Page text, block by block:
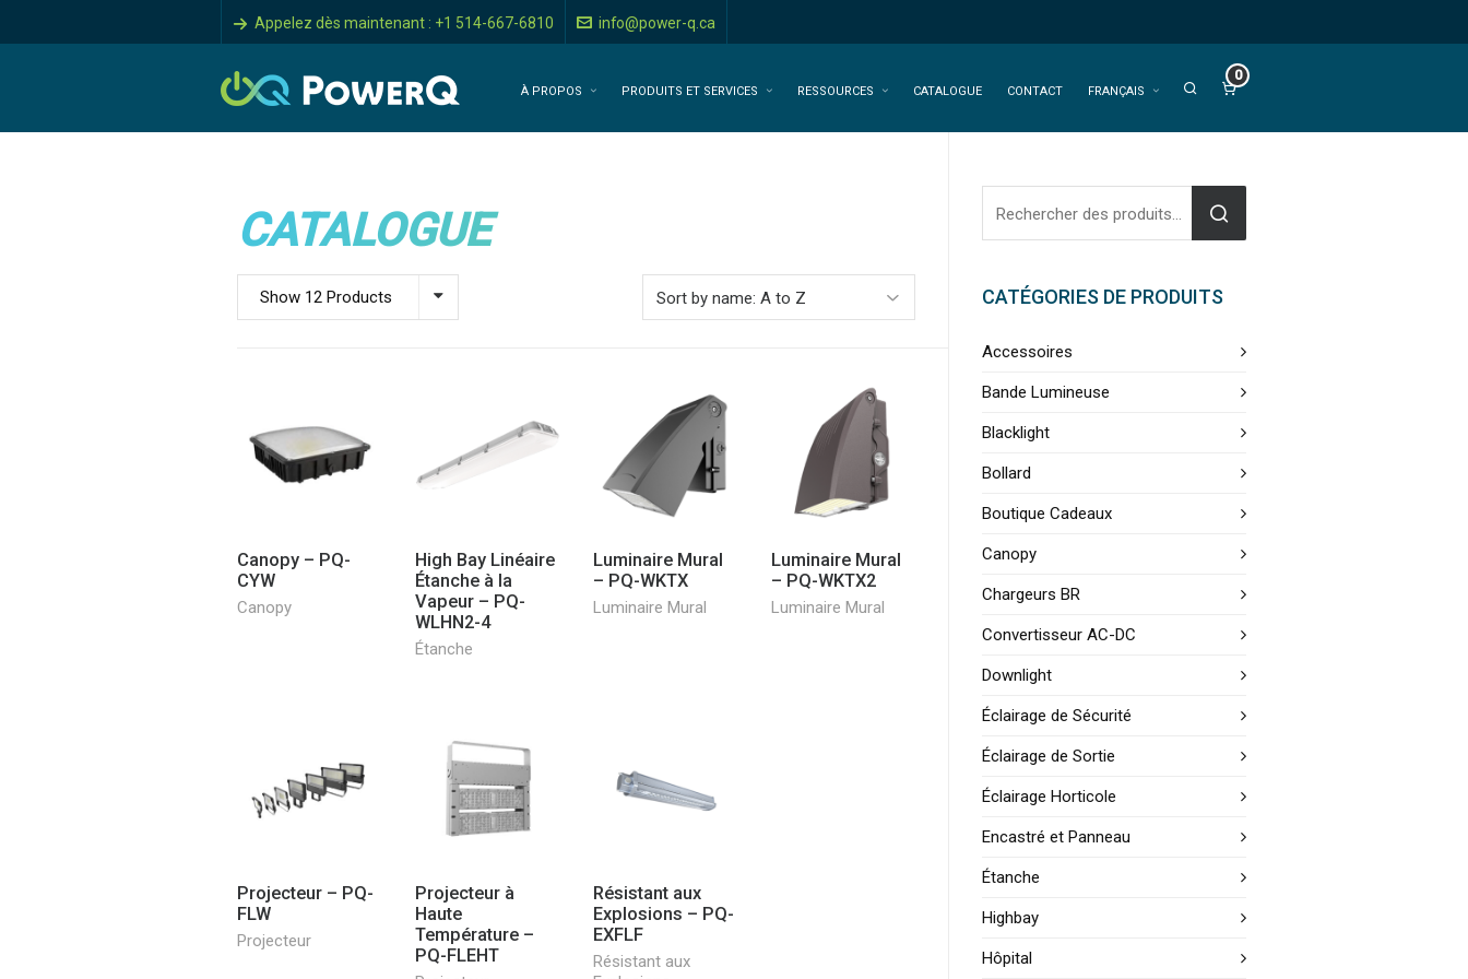
Appelez dès maintenant : +1 514-667-6810 info@power-q.ca
À PROPOS PRODUITS ET SERVICES RESSOURCES CATALOGUE CONTACT FRANÇAIS
0
CATALOGUE
Show 12 Products
Canopy – PQ-
CYW
Canopy
High Bay Linéaire
Étanche à la
Vapeur – PQ-
WLHN2-4
Étanche
Luminaire Mural
– PQ-WKTX
Luminaire Mural
Luminaire Mural
– PQ-WKTX2
Luminaire Mural
Projecteur – PQ-
FLW
Projecteur
Projecteur à
Haute
Température –
PQ-FLEHT
Résistant aux
Explosions – PQ-
EXFLF
Résistant aux
CATÉGORIES DE PRODUITS
Accessoires
Bande Lumineuse
Blacklight
Bollard
Boutique Cadeaux
Canopy
Chargeurs BR
Convertisseur AC-DC
Downlight
Éclairage de Sécurité
Éclairage de Sortie
Éclairage Horticole
Encastré et Panneau
Étanche
Highbay
Hôpital